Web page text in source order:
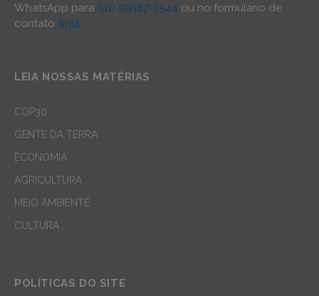
WhatsApp para (91) 99187-0544 ou no formulário de
contato aqui.
LEIA NOSSAS MATÉRIAS
COP30
GENTE DA TERRA
ECONOMIA
AGRICULTURA
MEIO AMBIENTE
CULTURA
POLÍTICAS DO SITE